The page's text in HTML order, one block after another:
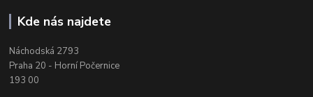
Kde nás najdete
Náchodská 2793
Praha 20 - Horní Počernice
193 00